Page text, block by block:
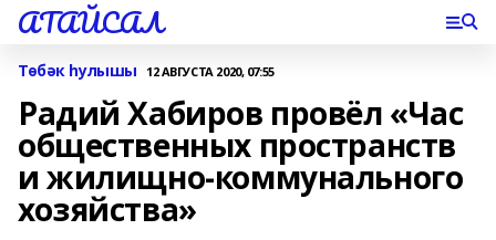
АТАЙСАЛ
Төбәк һулышы 12 АВГУСТА 2020, 07:55
Радий Хабиров провёл «Час
общественных пространств
и жилищно-коммунального
хозяйства»